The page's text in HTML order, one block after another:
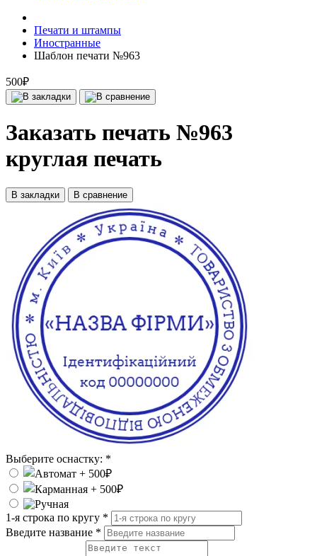
Печати и штампы
Иностранные
Шаблон печати №963
500₽
Заказать печать №963
круглая печать
В закладки В сравнение
Выберите оснастку: *
1-я строка по кругу *
Введите название *